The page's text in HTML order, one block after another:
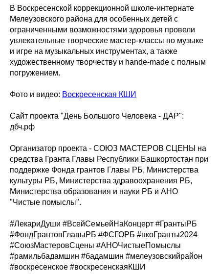
В Воскресенской коррекционной школе-интернате
Мелеузовского района для особенных детей с
ограниченными возможностями здоровья провели
увлекательные творческие мастер-классы по музыке
и игре на музыкальных инструментах, а также
художественному творчеству и hande-made с полным
погружением.
Фото и видео: Воскресенская КШИ
Сайт проекта "День Большого Человека - ДАР":
дбч.рф
Организатор проекта - СОЮЗ МАСТЕРОВ СЦЕНЫ на
средства Гранта Главы Республики Башкортостан при
поддержке Фонда грантов Главы РБ, Министерства
культуры РБ, Министерства здравоохранения РБ,
Министерства образования и науки РБ и АНО
"Чистые помыслы".
#ЛекариДуши #ВсейСемьейНаКонцерт #ГрантыРБ
#ФондГрантовГлавыРБ #ФСГОРБ #нкоГранты2024
#СоюзМастеровСцены #АНОЧистыеПомыслы
#рамильбадамшин #бадамшин #мелеузовскийрайон
#воскресенское #воскресенскаяКШИ